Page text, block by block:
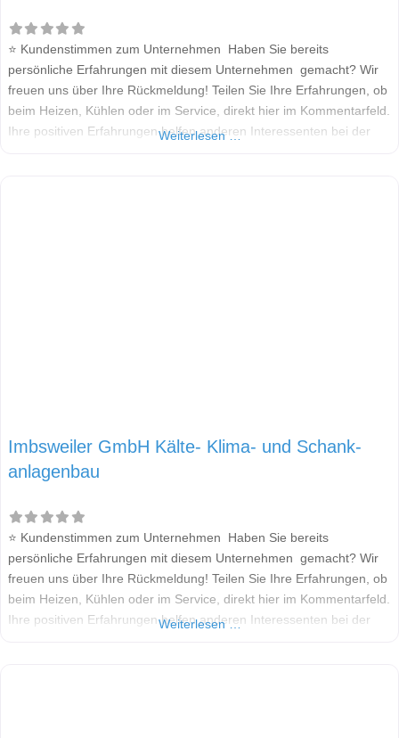
⭐ Kundenstimmen zum Unternehmen Haben Sie bereits
persönliche Erfahrungen mit diesem Unternehmen gemacht? Wir
freuen uns über Ihre Rückmeldung! Teilen Sie Ihre Erfahrungen, ob
beim Heizen, Kühlen oder im Service, direkt hier im Kommentarfeld.
Ihre positiven Erfahrungen helfen anderen Interessenten bei der
Weiterlesen …
Imbsweiler GmbH Kälte- Klima- und Schank-
anlagenbau
⭐ Kundenstimmen zum Unternehmen Haben Sie bereits
persönliche Erfahrungen mit diesem Unternehmen gemacht? Wir
freuen uns über Ihre Rückmeldung! Teilen Sie Ihre Erfahrungen, ob
beim Heizen, Kühlen oder im Service, direkt hier im Kommentarfeld.
Ihre positiven Erfahrungen helfen anderen Interessenten bei der
Weiterlesen …